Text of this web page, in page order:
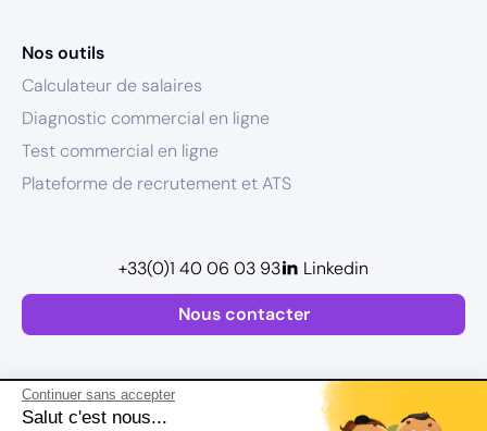
Continuer sans accepter
Salut c'est nous...
Nos outils
Calculateur de salaires
Diagnostic commercial en ligne
Test commercial en ligne
Plateforme de recrutement et ATS
Nous contacter
+33(0)1 40 06 03 93 Linkedin